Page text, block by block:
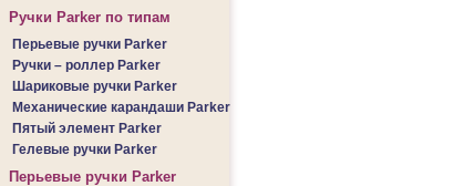
Ручки Parker по типам
Перьевые ручки Parker
Ручки – роллер Parker
Шариковые ручки Parker
Механические карандаши Parker
Пятый элемент Parker
Гелевые ручки Parker
Перьевые ручки Parker